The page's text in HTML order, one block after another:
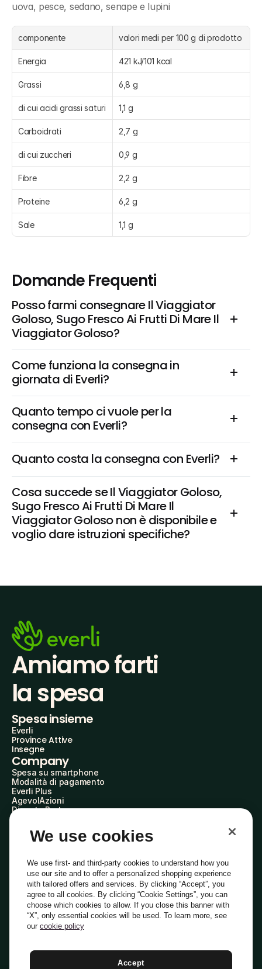
uova, pesce, sedano, senape e lupini
componente valori medi per 100 g di prodotto
Energia 421 kJ/101 kcal
Grassi 6,8 g
di cui acidi grassi saturi 1,1 g
Carboidrati 2,7 g
di cui zuccheri 0,9 g
Fibre 2,2 g
Proteine 6,2 g
Sale 1,1 g
Domande Frequenti
Posso farmi consegnare Il Viaggiator
Goloso, Sugo Fresco Ai Frutti Di Mare Il
Viaggiator Goloso?
Come funziona la consegna in
giornata di Everli?
Quanto tempo ci vuole per la
consegna con Everli?
Quanto costa la consegna con Everli?
Cosa succede se Il Viaggiator Goloso,
Sugo Fresco Ai Frutti Di Mare Il
Viaggiator Goloso non è disponibile e
voglio dare istruzioni specifiche?
Amiamo farti
la spesa
Spesa insieme
Everli
Province Attive
Insegne
Company
Spesa su smartphone
Modalità di pagamento
Everli Plus
AgevolAzioni
Diventa Partner
Everli Shoppers
About Us
Everli News
Domande frequenti
Lavora con noi
Diventa Shopper
Investitori
PrivacyCookiePreferenze Cookie
Termini e CondizioniCodice Etico
Indirizzo PEC: everli@pec.it - indirizzo DPO: dpo@everli.com
Italiano
We use cookies
We use first- and third-party cookies to understand how you
use our site and to offer a personalized shopping experience
with tailored offers and services. By clicking “Accept”, you
agree to all cookies. By clicking “Cookie Settings”, you can
choose which cookies to allow. If you close this banner with
“X”, only essential cookies will be used. To learn more, see
our cookie policy
Accept